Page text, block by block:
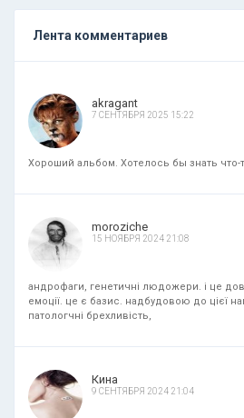
Лента комментариев
akragant
7 СЕНТЯБРЯ 2025 15:22
Хороший альбом. Хотелось бы знать что-
moroziche
15 НОЯБРЯ 2024 21:08
андрофаги, генетичні людожери. і це
емоції. це є базис. надбудовою до цієї
патологчні брехливість,
Кина
9 СЕНТЯБРЯ 2024 21:04